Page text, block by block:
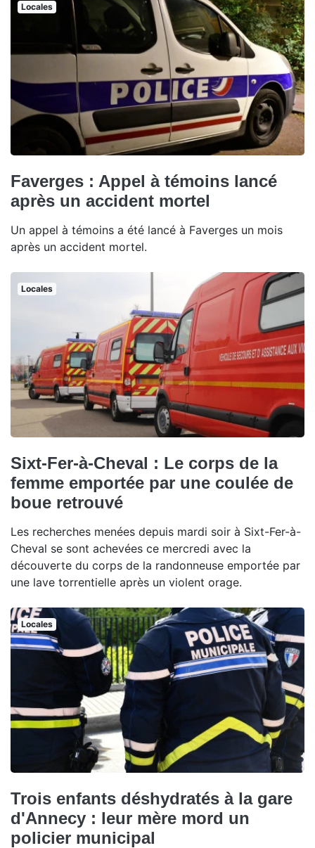
Locales
Faverges : Appel à témoins lancé
après un accident mortel
Un appel à témoins a été lancé à Faverges un mois
après un accident mortel.
Locales
Sixt-Fer-à-Cheval : Le corps de la
femme emportée par une coulée de
boue retrouvé
Les recherches menées depuis mardi soir à Sixt-Fer-à-
Cheval se sont achevées ce mercredi avec la
découverte du corps de la randonneuse emportée par
une lave torrentielle après un violent orage.
Locales
Trois enfants déshydratés à la gare
d'Annecy : leur mère mord un
policier municipal